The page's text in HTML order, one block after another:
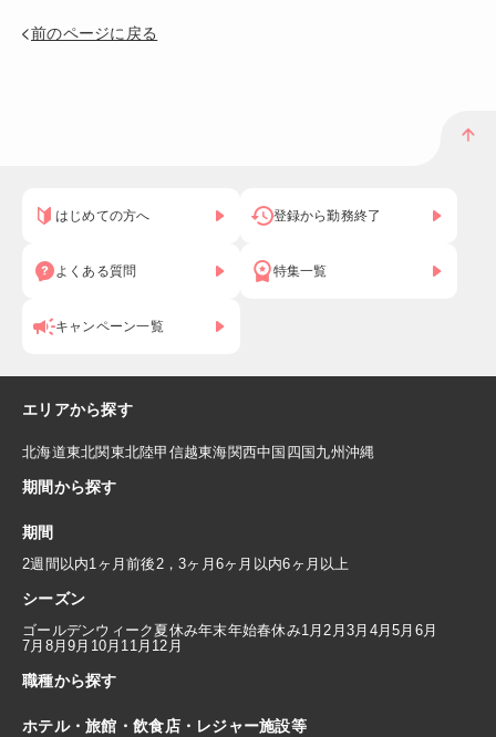
前のページに戻る
はじめての方へ 登録から勤務終了
よくある質問 特集一覧
キャンペーン一覧
エリアから探す
北海道東北関東北陸甲信越東海関西中国 四国 九州 沖縄
期間から探す
期間
2週間以内1ヶ月前後2，3ヶ月 6ヶ月以内6ヶ月以上
シーズン
ゴールデンウィーク 夏休み年末年始春休み1月2月3月 4月5月 6月
7月 8月9月 10月 11月 12月
職種から探す
ホテル・旅館・飲食店・レジャー施設等